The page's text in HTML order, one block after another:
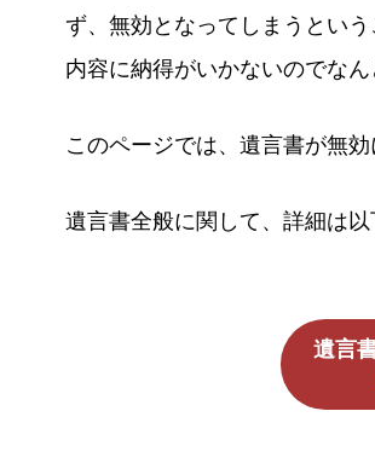
ず、無効となってしまうとい
内容に納得がいかないのでな
このページでは、遺言書が無
遺言書全般に関して、詳細は
遺言